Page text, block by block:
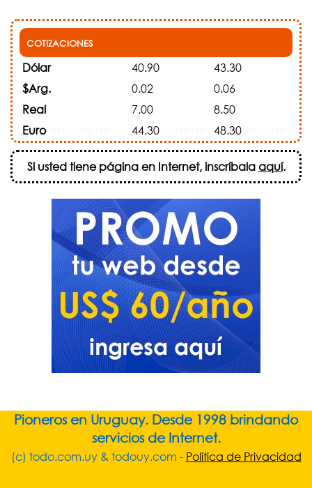
COTIZACIONES
Dólar 40.90
43.30
$Arg.
0.02
0.06
Real
7.00
8.50
Euro
44.30 48.30
Si usted tiene página en Internet, inscríbalaaquí.
Pioneros en Uruguay. Desde 1998 brindando
servicios de Internet.
(c) todo.com.uy & todouy.com - Política de Privacidad